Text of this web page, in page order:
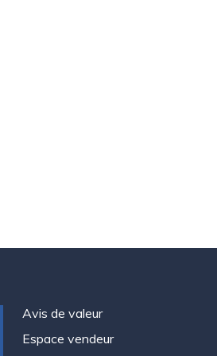
Avis de valeur
Espace vendeur